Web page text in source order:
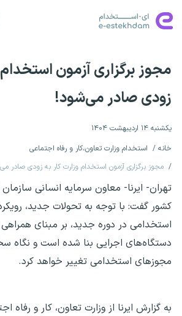
مجوز برگزاری آزمون استخدام
زودی صادر می‌شود!
یکشنبه ۱۴ اردیبهشت ۱۴۰۴
خانه
استخدام وزارت تعاون،کار و رفاه اجتماعی
مجوز برگزاری آزمون استخدام وزارت کار به زودی صادر
تهران- ایرنا- معاون سرمایه انسانی
کشور گفت: با توجه به تحولات جدید،
استخدامی در دوره جدید، بر مبنای همراهی
دستگاه‌های اجرایی بنا شده است و نگاه
مجوزهای استخدامی تغییر خواهد کرد.
به گزارش ایرنا از وزارت تعاون، کار و رفاه